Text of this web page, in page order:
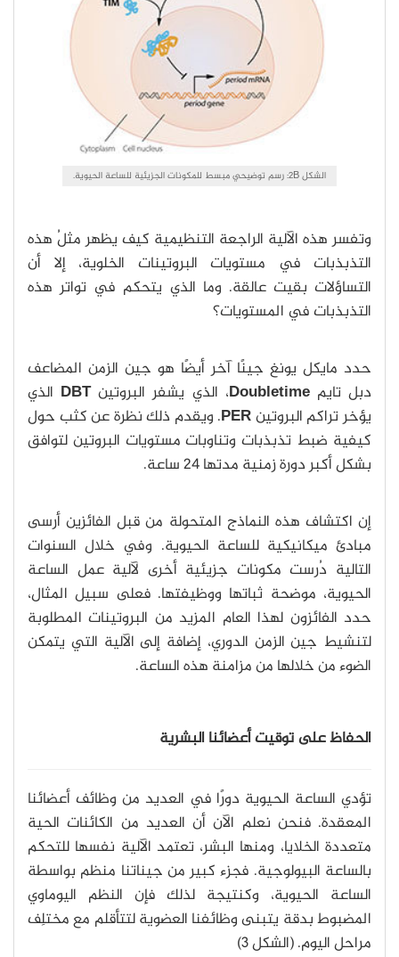
الشكل 2B: رسم توضيحي مبسط للمكونات الجزيئية للساعة الحيوية.
وتفسر هذه الآلية الراجعة التنظيمية كيف يظهر مثلُ هذه
التذبذبات في مستويات البروتينات الخلوية، إلا أن
التساؤلات بقيت عالقة. وما الذي يتحكم في تواتر هذه
التذبذبات في المستويات؟
حدد مايكل يونغ جينًا آخر أيضًا هو جين الزمن المضاعف
دبل تايمDoubletime، الذي يشفر البروتينDBT الذي
يؤخر تراكم البروتينPER. ويقدم ذلك نظرة عن كثب حول
كيفية ضبط تذبذبات وتناوبات مستويات البروتين لتوافق
بشكل أكبر دورة زمنية مدتها 24 ساعة.
إن اكتشاف هذه النماذج المتحولة من قبل الفائزين أرسى
مبادئ ميكانيكية للساعة الحيوية. وفي خلال السنوات
التالية دُرست مكونات جزيئية أخرى لآلية عمل الساعة
الحيوية، موضحة ثباتها ووظيفتها. فعلى سبيل المثال،
حدد الفائزون لهذا العام المزيد من البروتينات المطلوبة
لتنشيط جين الزمن الدوري، إضافة إلى الآلية التي يتمكن
الضوء من خلالها من مزامنة هذه الساعة.
الحفاظ على توقيت أعضائنا البشرية
تؤدي الساعة الحيوية دورًا في العديد من وظائف أعضائنا
المعقدة. فنحن نعلم الآن أن العديد من الكائنات الحية
متعددة الخلايا، ومنها البشر، تعتمد الآلية نفسها للتحكم
بالساعة البيولوجية. فجزء كبير من جيناتنا منظم بواسطة
الساعة الحيوية، وكنتيجة لذلك فإن النظم اليوماوي
المضبوط بدقة يتبنى وظائفنا العضوية لتتأقلم مع مختلِف
مراحل اليوم. (الشكل 3)